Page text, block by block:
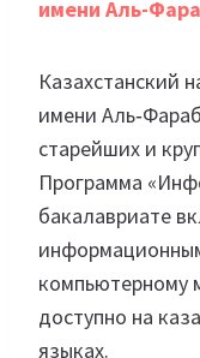
имени Аль-
Казахстанский
имени
старейших и
Программа
бакалавриате
компьютерному
доступно на
языках.